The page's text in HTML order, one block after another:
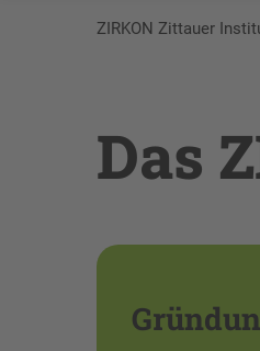
ZIRKON Zittauer
Das